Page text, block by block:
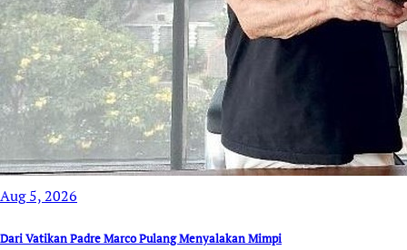
Aug 5, 2026
Dari Vatikan Padre Marco Pulang Menyalakan Mimpi